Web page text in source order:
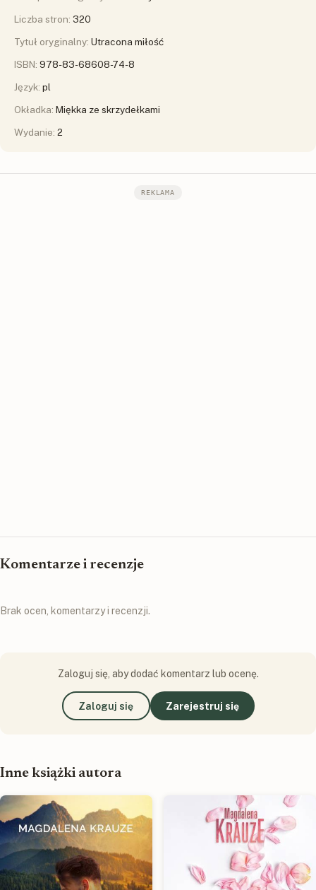
Liczba stron: 320
Tytuł oryginalny: Utracona miłość
ISBN: 978-83-68608-74-8
Język: pl
Okładka: Miękka ze skrzydełkami
Wydanie: 2
REKLAMA
Komentarze i recenzje
Brak ocen, komentarzy i recenzji.
Zaloguj się, aby dodać komentarz lub ocenę.
Zaloguj się Zarejestruj się
Inne książki autora